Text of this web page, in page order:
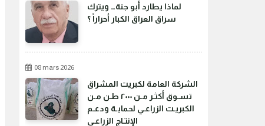
لماذا يطارد أبو جنة… ويترك
سراق العراق الكبار أحراراً ؟
08 mars 2026
الشركة العامة لكبريت المشراق
تسـوق أكثـر مـن ٢٠٠٠ طـن مـن
الكبريـت الزراعـي لحمايـة ودعـم
الإنتـاج الزراعـي